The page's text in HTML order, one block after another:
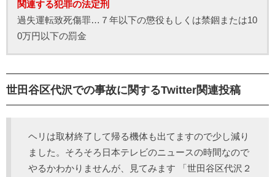
関連する犯罪の法定刑
過失運転致死傷罪…７年以下の懲役もしくは禁錮または10
0万円以下の罰金
世田谷区代沢での事故に関するTwitter関連投稿
ヘリは取材終了して帰る機体も出てますので少し減り
ました。そろそろ日本テレビのニュースの時間なので
やるかわかりませんが、見てみます 「世田谷区代沢２